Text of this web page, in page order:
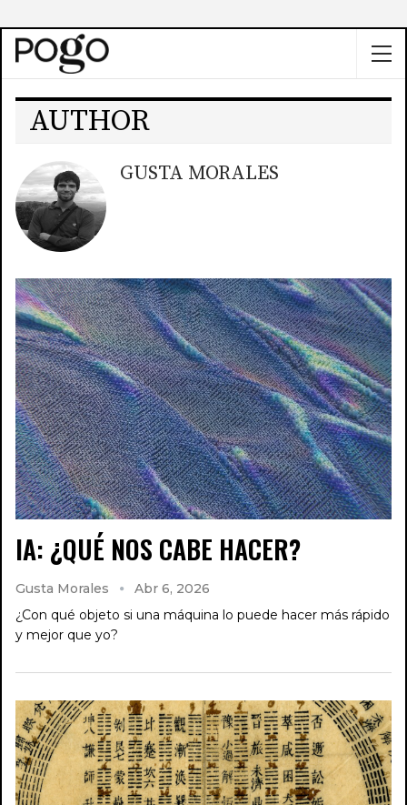
AUTHOR
GUSTA MORALES
IA: ¿QUÉ NOS CABE HACER?
Gusta Morales
Abr 6, 2026
¿Con qué objeto si una máquina lo puede hacer más rápido
y mejor que yo?